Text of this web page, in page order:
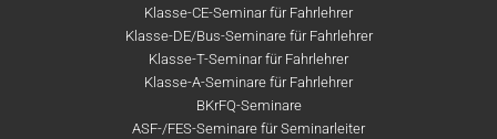
Klasse-CE-Seminar für Fahrlehrer
Klasse-DE/Bus-Seminare für Fahrlehrer
Klasse-T-Seminar für Fahrlehrer
Klasse-A-Seminare für Fahrlehrer
BKrFQ-Seminare
ASF-/FES-Seminare für Seminarleiter